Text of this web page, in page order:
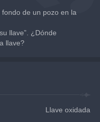
de un pozo en la
llave”. ¿Dónde
llave?
Llave oxidada